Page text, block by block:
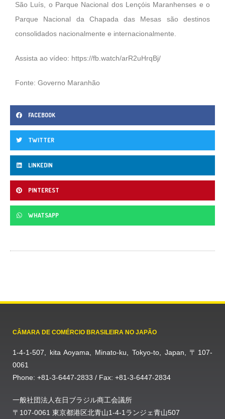
São Luís, o Parque Nacional dos Lençóis Maranhenses e o
Parque Nacional da Chapada das Mesas são destinos
consolidados nacionalmente e internacionalmente.
Assista ao vídeo: https://fb.watch/arR2uHrqBj/
Fonte: Governo Maranhão
FACEBOOK
TWITTER
LINKEDIN
PINTEREST
WHATSAPP
CÂMARA DE COMÉRCIO BRASILEIRA NO JAPÃO
1-4-1-507, kita Aoyama, Minato-ku, Tokyo-to, Japan, 〒107-
0061
Phone: +81-3-6447-2833 / Fax: +81-3-6447-2834
一般社団法人在日ブラジル商工会議所
〒107-0061 東京都港区北青山1-4-1ランジェ青山507